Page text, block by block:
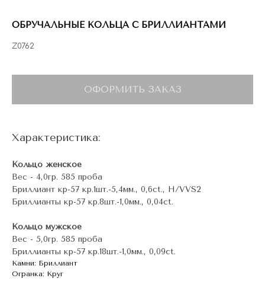
ОБРУЧАЛЬНЫЕ КОЛЬЦА С БРИЛЛИАНТАМИ
Z0762
ОФОРМИТЬ ЗАКАЗ
Характеристика:
Кольцо женское
Вес - 4,0гр. 585 проба
Бриллиант кр-57 кр.1шт.-5,4мм., 0,6ct., H/VVS2
Бриллианты кр-57 кр.8шт.-1,0мм., 0,04ct.
Кольцо мужское
Вес - 5,0гр. 585 проба
Бриллианты кр-57 кр.18шт.-1,0мм., 0,09ct.
Камни: Бриллиант
Огранка: Круг